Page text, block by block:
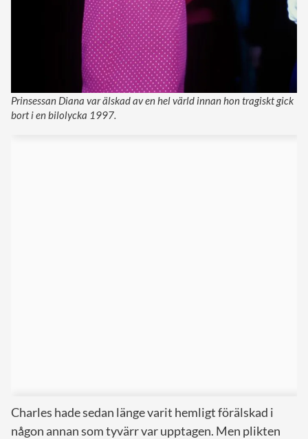
Prinsessan Diana var älskad av en hel värld innan hon tragiskt gick
bort i en bilolycka 1997.
Charles hade sedan länge varit hemligt förälskad i
någon annan som tyvärr var upptagen. Men plikten